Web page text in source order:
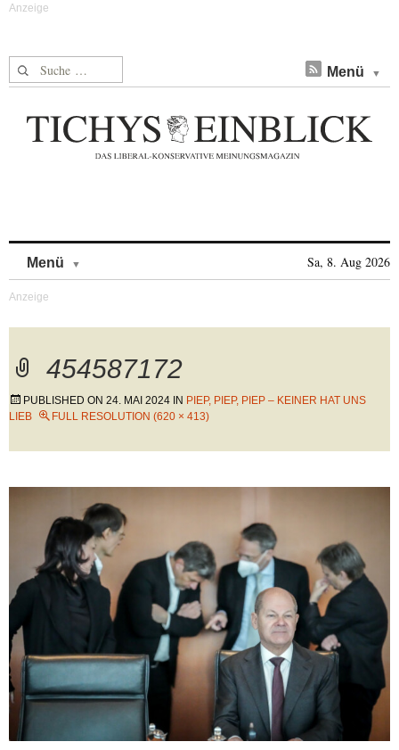
Suche nach: Menü
Menü Sa, 8. Aug 2026
454587172
PUBLISHED ON 24. MAI 2024 IN PIEP, PIEP, PIEP – KEINER HAT UNS
LIEB
FULL RESOLUTION (620 × 413)